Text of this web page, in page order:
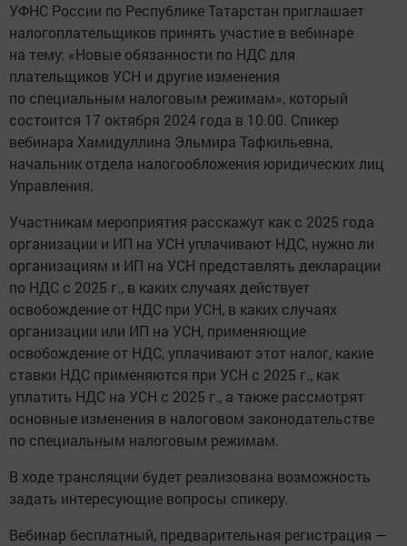
УФНС России по Республике Татарстан приглашает
налогоплательщиков принять участие в вебинаре
на тему: «Новые обязанности по НДС для
плательщиков УСН и другие изменения
по специальным налоговым режимам», который
состоится 17 октября 2024 года в 10.00. Спикер
вебинара Хамидуллина Эльмира Тафкильевна,
начальник отдела налогообложения юридических лиц
Управления.
Участникам мероприятия расскажут как с 2025 года
организации и ИП на УСН уплачивают НДС, нужно ли
организациям и ИП на УСН представлять декларации
по НДС с 2025 г., в каких случаях действует
освобождение от НДС при УСН, в каких случаях
организации или ИП на УСН, применяющие
освобождение от НДС, уплачивают этот налог, какие
ставки НДС применяются при УСН с 2025 г., как
уплатить НДС на УСН с 2025 г., а также рассмотрят
основные изменения в налоговом законодательстве
по специальным налоговым режимам.
В ходе трансляции будет реализована возможность
задать интересующие вопросы спикеру.
Вебинар бесплатный, предварительная регистрация —